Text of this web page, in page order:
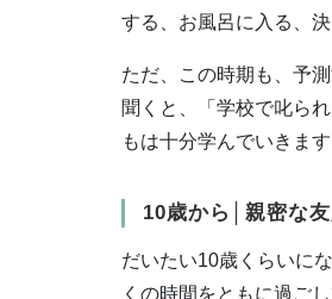
する、お風呂に入る、
ただ、この時期も、予
聞くと、「学校で叱ら
もは十分学んでいきます
10歳から│親密な
だいたい10歳くらいに
くの時間をともに過ご